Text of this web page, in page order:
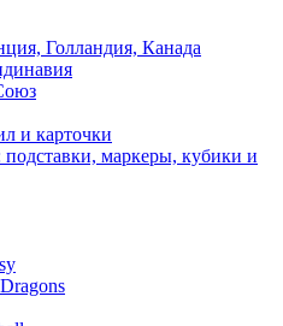
Голландия, Канада
и карточки
подставки, маркеры, кубики и